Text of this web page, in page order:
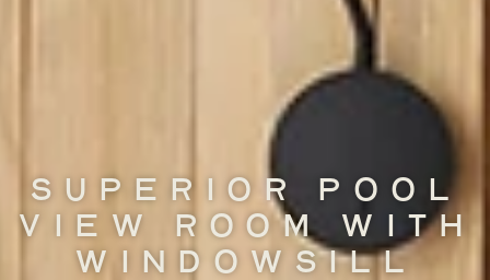
SUPERIOR POOL
VIEW ROOM WITH
WINDOWSILL